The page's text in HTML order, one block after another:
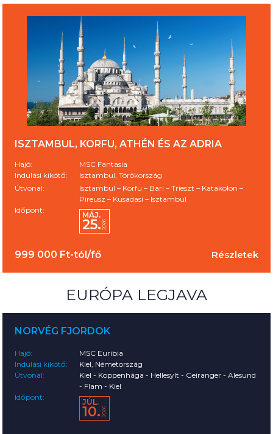
ISZTAMBUL, KORFU, ATHÉN ÉS AZ ADRIA
Hajó:
MSC Fantasia
Indulási kikötő:
Isztambul, Törökország
Útvonal:
Isztambul – Korfu – Bari – Trieszt – Katakolon –
Pireusz – Kusadasi – Isztambul
Időpont:
2026
MÁJ.
25.
999 000 Ft-tól/fő Részletek
EURÓPA LEGJAVA
NORVÉG FJORDOK
Hajó:
MSC Euribia
Indulási kikötő:
Kiel, Németország
Útvonal:
Kiel - Koppenhága - Hellesylt - Geiranger - Alesund
- Flam - Kiel
Időpont:
2026
JÚL.
10.